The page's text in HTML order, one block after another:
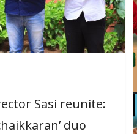
Sasi reunite:
duo